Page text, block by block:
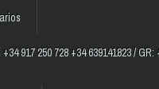
917 250 728 +34 639141823 / GR: